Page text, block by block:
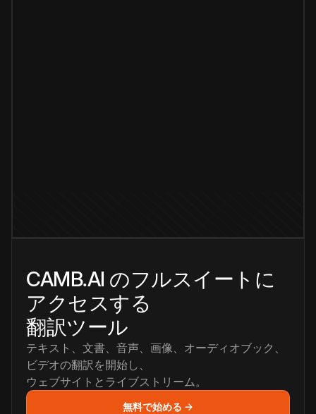
CAMB.AI のフルスイートに
アクセスする
翻訳ツール
テキスト、文書、音声、画像、オーディオブック、
ビデオの翻訳を開始し、
ウェブサイトとライブストリーム。
無料で始める →